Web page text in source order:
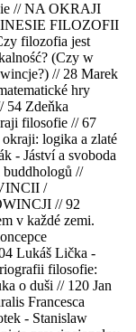
// NA OKRAJI
FILOZOFII
filozofia jest
(Czy w
// 28 Marek
hry
54 Zdeňka
filosofie // 67
logika a zlaté
- Jáství a svoboda
buddhologů //
/
// 92
v každé zemi.
Lukáš Lička -
filosofie:
o duši // 120 Jan
Francesca
- Stanislaw